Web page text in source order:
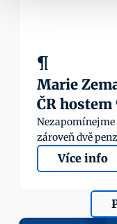
¶
Marie
ČR
zároveň dvě
Více info